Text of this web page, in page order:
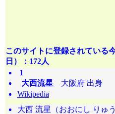
このサイトに登録されている
日）：172人
1
大西流星 大阪府 出身
Wikipedia
大西 流星（おおにし りゅ